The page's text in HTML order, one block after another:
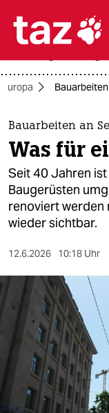

themen
politik
öko
gesellschaft
kultur
sport
berlin
nord
wahrheit
verlag
Europa
Bauarbeiten an
Was für
Seit 40 Jahren
Baugerüsten
renoviert werden
wieder sichtbar.
12.6.2026 10:18 Uhr